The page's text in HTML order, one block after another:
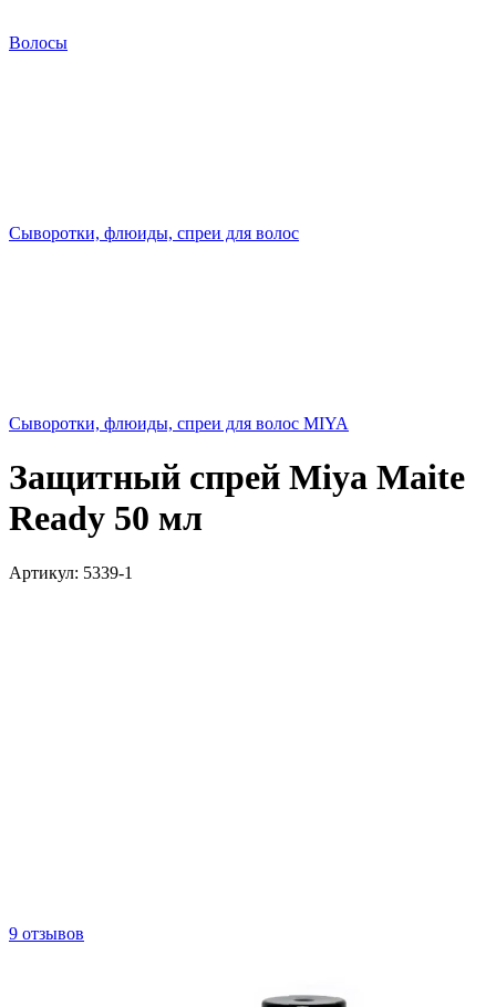
Волосы
Сыворотки, флюиды, спреи для волос
Сыворотки, флюиды, спреи для волос MIYA
Защитный спрей Miya Maite
Ready 50 мл
Артикул: 5339-1
9 отзывов